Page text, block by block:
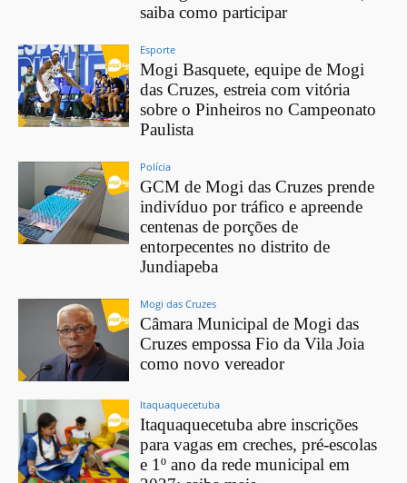
saiba como participar
Esporte
Mogi Basquete, equipe de Mogi
das Cruzes, estreia com vitória
sobre o Pinheiros no Campeonato
Paulista
Polícia
GCM de Mogi das Cruzes prende
indivíduo por tráfico e apreende
centenas de porções de
entorpecentes no distrito de
Jundiapeba
Mogi das Cruzes
Câmara Municipal de Mogi das
Cruzes empossa Fio da Vila Joia
como novo vereador
Itaquaquecetuba
Itaquaquecetuba abre inscrições
para vagas em creches, pré-escolas
e 1º ano da rede municipal em